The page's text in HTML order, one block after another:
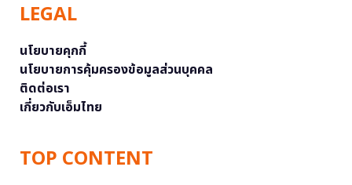
LEGAL
นโยบายคุกกี้
นโยบายการคุ้มครองข้อมูลส่วนบุคคล
ติดต่อเรา
เกี่ยวกับเอ็มไทย
TOP CONTENT